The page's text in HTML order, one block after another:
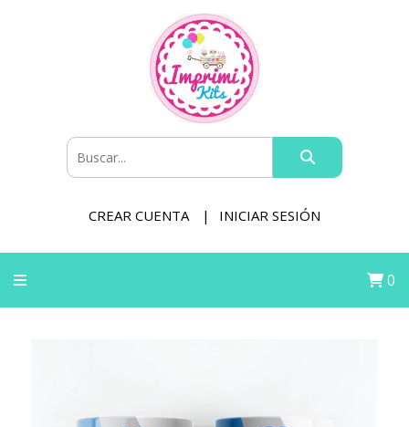
CREAR CUENTA INICIAR SESIÓN
0